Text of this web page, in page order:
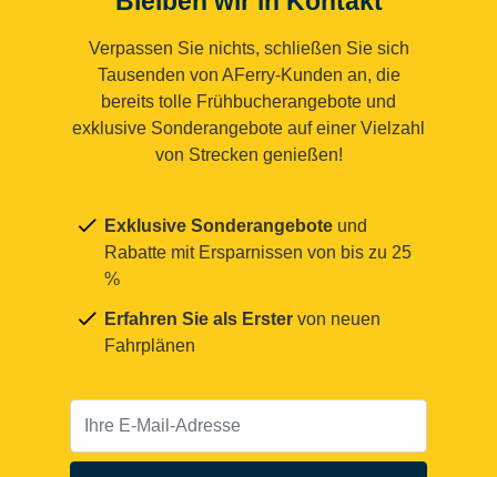
Verpassen Sie nichts, schließen Sie sich
Tausenden von AFerry-Kunden an, die
bereits tolle Frühbucherangebote und
exklusive Sonderangebote auf einer Vielzahl
von Strecken genießen!
Exklusive Sonderangebote und
Rabatte mit Ersparnissen von bis zu 25
%
Erfahren Sie als Erster von neuen
Fahrplänen